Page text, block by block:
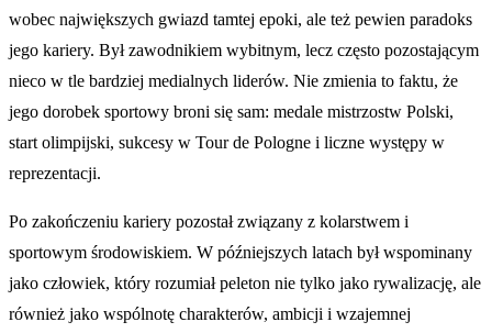
wobec największych gwiazd tamtej epoki, ale też pewien paradoks
jego kariery. Był zawodnikiem wybitnym, lecz często pozostającym
nieco w tle bardziej medialnych liderów. Nie zmienia to faktu, że
jego dorobek sportowy broni się sam: medale mistrzostw Polski,
start olimpijski, sukcesy w Tour de Pologne i liczne występy w
reprezentacji.
Po zakończeniu kariery pozostał związany z kolarstwem i
sportowym środowiskiem. W późniejszych latach był wspominany
jako człowiek, który rozumiał peleton nie tylko jako rywalizację, ale
również jako wspólnotę charakterów, ambicji i wzajemnej